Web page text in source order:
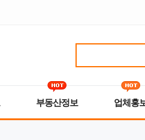
부동산정보 업체홍